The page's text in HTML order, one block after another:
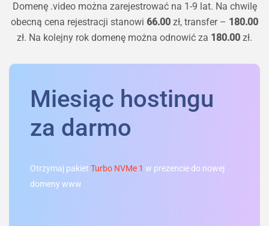
Domenę .videomożna zarejestrować na 1-9 lat. Na chwilę
obecną cena rejestracji stanowi 66.00 zł, transfer – 180.00
zł. Na kolejny rok domenę można odnowić za 180.00 zł.
Miesiąc hostingu
za darmo
Otrzymaj pakiet Turbo NVMe 1 w prezencie do nowej
domeny www